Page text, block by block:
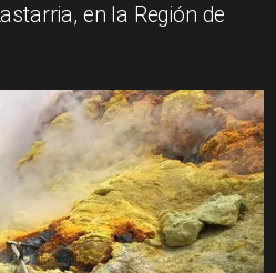
en la Región de